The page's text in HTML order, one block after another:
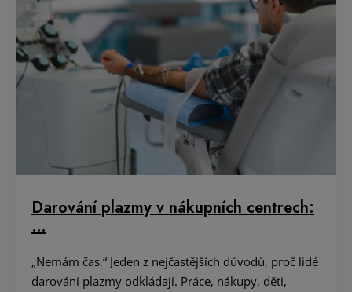
Darování plazmy v nákupních centrech:
…
„Nemám čas.“ Jeden z nejčastějších důvodů, proč lidé
darování plazmy odkládají. Práce, nákupy, děti,